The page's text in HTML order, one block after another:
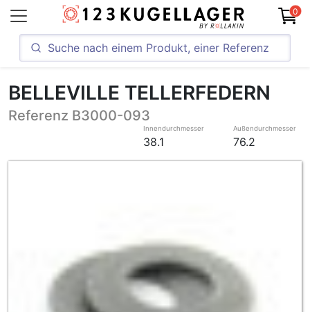
0
BELLEVILLE TELLERFEDERN
Referenz B3000-093
Innendurchmesser
38.1
Außendurchmesser
76.2